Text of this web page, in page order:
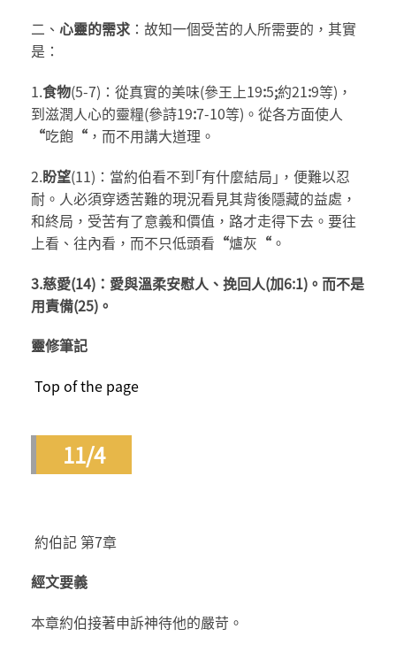
二、 心靈的需求 ：故知一個受苦的人所需要的，其實
是：
1.食物(5-7)：從真實的美味(參王上19:5;約21:9等)，
到滋潤人心的靈糧(參詩19:7-10等)。從各方面使人
“吃飽 “ ，而不用講大道理。
2.盼望(11)：當約伯看不到｢有什麼結局｣，便難以忍
耐。人必須穿透苦難的現況看見其背後隱藏的益處，
和終局，受苦有了意義和價值，路才走得下去。要往
上看、往內看，而不只低頭看 “爐灰 “ 。
3.慈愛(14)：愛與溫柔安慰人、挽回人(加6:1)。而不是
用責備(25)。
靈修筆記
Top of the page
11/4
約伯記 第7章
經文要義
本章約伯接著申訴神待他的嚴苛。